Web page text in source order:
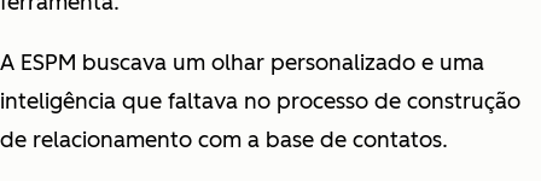
A ESPM buscava um olhar personalizado e uma
inteligência que faltava no processo de construção
de relacionamento com a base de contatos.